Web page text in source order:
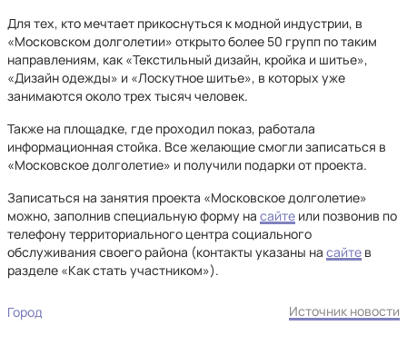
Для тех, кто мечтает прикоснуться к модной индустрии, в
«Московском долголетии» открыто более 50 групп по таким
направлениям, как «Текстильный дизайн, кройка и шитье»,
«Дизайн одежды» и «Лоскутное шитье», в которых уже
занимаются около трех тысяч человек.
Также на площадке, где проходил показ, работала
информационная стойка. Все желающие смогли записаться в
«Московское долголетие» и получили подарки от проекта.
Записаться на занятия проекта «Московское долголетие»
можно, заполнив специальную форму на сайте или позвонив по
телефону территориального центра социального
обслуживания своего района (контакты указаны на сайте в
разделе «Как стать участником»).
Город Источник новости